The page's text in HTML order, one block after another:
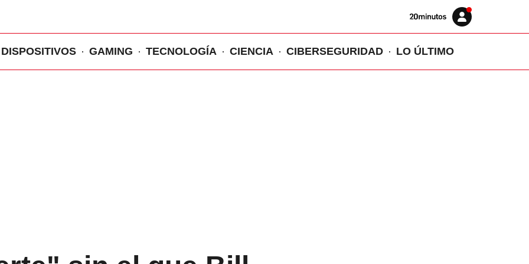
Volver
Iniciar
sesión
DISPOSITIVOS GAMING TECNOLOGÍA CIENCIA CIBERSEGURIDAD LO ÚLTIMO